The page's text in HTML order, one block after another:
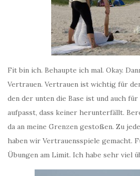
Fit bin ich. Behaupte ich mal. Okay.
Vertrauen. Vertrauen ist wichtig für
den der unten die Base ist und auch
aufpasst, dass keiner herunterfällt.
da an meine Grenzen gestoßen. Zu
haben wir Vertrauensspiele gemacht.
Übungen am Limit. Ich habe sehr viel